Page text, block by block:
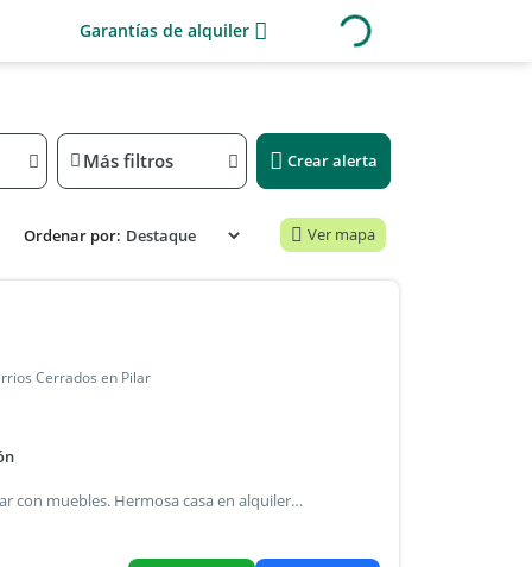
Garantías de alquiler
Más filtros Crear alerta
Ordenar por: Ver mapa
Cerrados en Pilar
Alquiler casa 4 ambientes en pilar del este / san ramón, pilar con muebles. Hermosa casa en alquiler en el barrio san ramón, pilar del este. Disponible a partir del 1 de julio. Ubicada en un lote interno de 580 metros en un cul de sac, en la parte central del barrio. Desarrollada en una planta. Al ingresar nos encontramos con el living con amplios ventanales con salida a la galería, cocina integrada con muebles bajo mesada y alacenas. Toilette. Lavadero independiente con muebles de guardado. Tres dormitorios, un dormitorio principal en suite con baño completo y vestidor. Dos dormitorios secundarios que comparten otro baño completo. En el exterior, amplia y cómoda galería con parrilla y mesada. Pileta. Espacio para dos autos. Especificaciones: calefacción por radiadores. Aires acondicionados en todos los ambientes. Mosquiteros. Doble vidrio en ventanas. El barrio san ramón se encuentra dentro del desarrollo pilar del este, en el km 46 de la panamericana ramal pilar y ruta 25 con acceso al ramal escobar. Próximo a diferentes centros comerciales y servicios de la zona. El barrio cuenta con una laguna central y juegos para niños. Gb propiedades csi 6589